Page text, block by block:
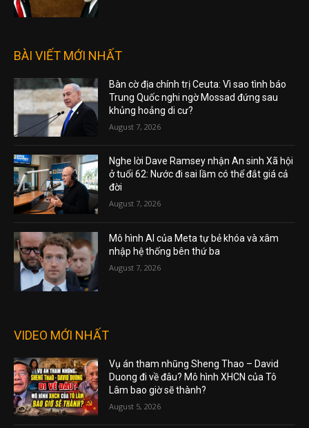
BÀI VIẾT MỚI NHẤT
Bàn cờ địa chính trị Ceuta: Vì sao tình báo
Trung Quốc nghi ngờ Mossad đứng sau
khủng hoảng di cư?
August 7, 2026
Nghe lời Dave Ramsey nhận An sinh Xã hội
ở tuổi 62: Nước đi sai lầm có thể đắt giá cả
đời
August 7, 2026
Mô hình AI của Meta tự bẻ khóa và xâm
nhập hệ thống bên thứ ba
August 7, 2026
VIDEO MỚI NHẤT
Vụ án tham nhũng Sheng Thao – David
Duong đi về đâu? Mô hình XHCN của Tô
Lâm bao giờ sẽ thành?
August 5, 2026